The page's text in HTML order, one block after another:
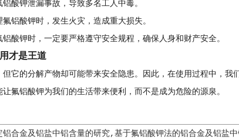
酸钾泄漏事故，导致多名工人中毒。
铝酸钾时，发生火灾，造成重大损失。
酸钾时，一定要严格遵守安全规程，确保人身和财产安全。
才是王道
它的分解产物却可能带来安全隐患。因此，在使用过程中，
氟铝酸钾为我们的生活带来便利，而不是成为危险的源泉。
铝合金及铝盐中铝含量的研究,基于氟铝酸钾法的铝合金及铝盐